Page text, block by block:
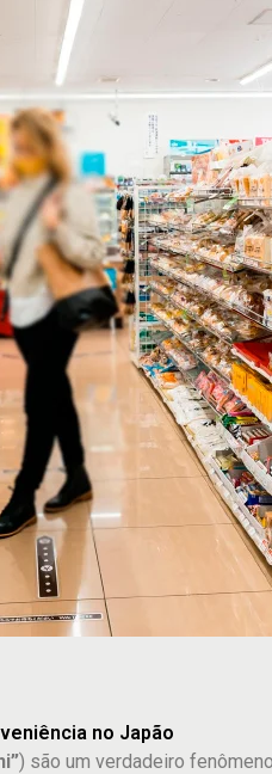
no Japão
) são um verdadeiro